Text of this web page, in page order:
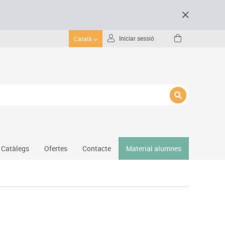
Català Iniciar sessió
Catàlegs Ofertes Contacte Material alumnes